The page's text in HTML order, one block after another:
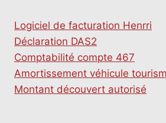
Logiciel de facturation Henrri
Déclaration DAS2
Comptabilité compte 467
Amortissement véhicule
Montant découvert autorisé